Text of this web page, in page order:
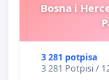
Bosna i
3 281 potpisa
3 281 Potpisi /